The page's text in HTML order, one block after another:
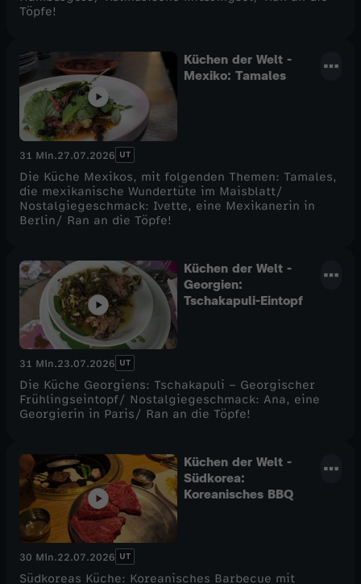
Töpfe!
Küchen der Welt -
Mexiko: Tamales
31 Min.27.07.2026 UT
Die Küche Mexikos, mit folgenden Themen: Tamales,
die mexikanische Wundertüte im Maisblatt/
Nostalgiegeschmack: Ivette, eine Mexikanerin in
Berlin/ Ran an die Töpfe!
Küchen der Welt -
Georgien:
Tschakapuli-Eintopf
31 Min.23.07.2026 UT
Die Küche Georgiens: Tschakapuli – Georgischer
Frühlingseintopf/ Nostalgiegeschmack: Ana, eine
Georgierin in Paris/ Ran an die Töpfe!
Küchen der Welt -
Südkorea:
Koreanisches BBQ
30 Min.22.07.2026 UT
Südkoreas Küche: Koreanisches Barbecue mit